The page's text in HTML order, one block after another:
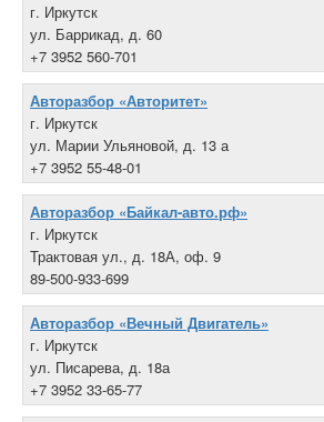
г. Иркутск
ул. Баррикад, д. 60
+7 3952 560-701
Авторазбор «Авторитет»
г. Иркутск
ул. Марии Ульяновой, д. 13 а
+7 3952 55-48-01
Авторазбор «Байкал-авто.рф»
г. Иркутск
Трактовая ул., д. 18А, оф. 9
89-500-933-699
Авторазбор «Вечный Двигатель»
г. Иркутск
ул. Писарева, д. 18а
+7 3952 33-65-77